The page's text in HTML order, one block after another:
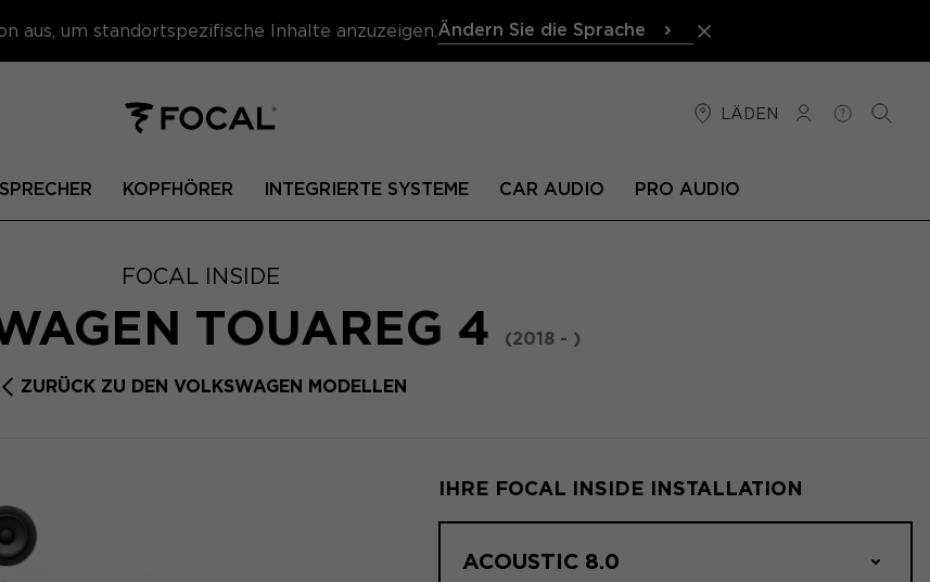
aus, um standortspezifische Inhalte anzuzeigen. Ändern Sie die Sprache
LÄDEN
VERBINDUNG
HILFE
KOPFHÖRER INTEGRIERTE SYSTEME CAR AUDIO PRO AUDIO
FOCAL INSIDE
TOUAREG 4 (2018 - )
ZURÜCK ZU DEN VOLKSWAGEN MODELLEN
IHRE FOCAL INSIDE INSTALLATION
ACOUSTIC 8.0